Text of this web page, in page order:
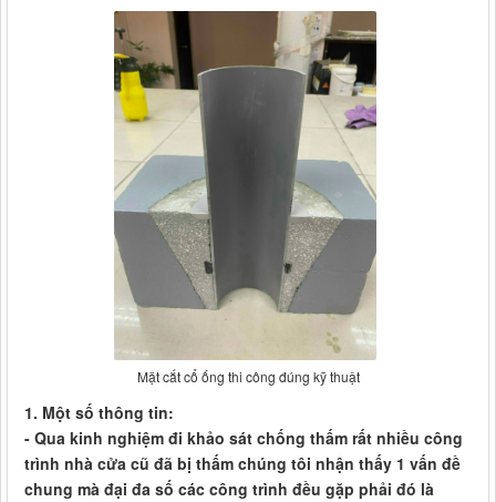
Mặt cắt cổ ống thi công đúng kỹ thuật
1. Một số thông tin:
- Qua kinh nghiệm đi khảo sát chống thấm rất nhiều công
trình nhà cửa cũ đã bị thấm chúng tôi nhận thấy 1 vấn đề
chung mà đại đa số các công trình đều gặp phải đó là